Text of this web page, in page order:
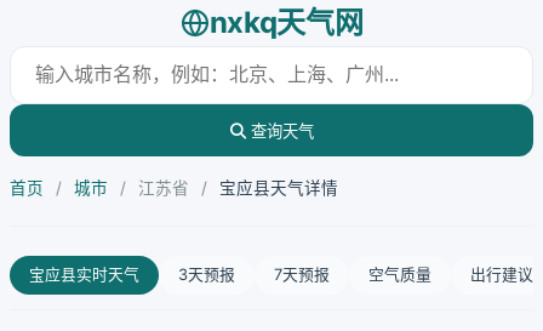
nxkq天气网
查询天气
首页 / 城市 / 江苏省 / 宝应县天气详情
宝应县实时天气 3天预报 7天预报 空气质量 出行建议